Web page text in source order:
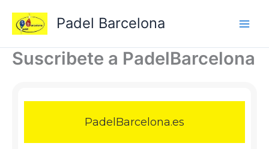
contenido
Padel Barcelona
Suscribete a PadelBarcelona
PadelBarcelona.es